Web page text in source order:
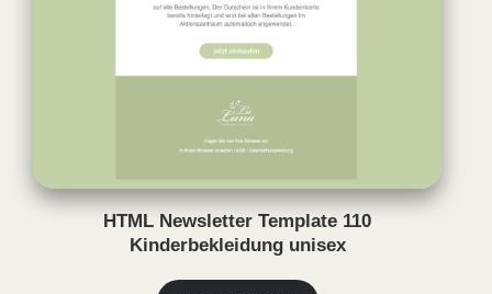
HTML Newsletter Template 110
Kinderbekleidung unisex